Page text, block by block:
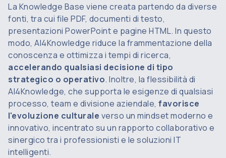
La Knowledge Base viene creata partendo da diverse
fonti, tra cui file PDF, documenti di testo,
presentazioni PowerPoint e pagine HTML. In questo
modo, AI4Knowledge riduce la frammentazione della
conoscenza e ottimizza i tempi di ricerca,
accelerando qualsiasi decisione di tipo
strategico o operativo. Inoltre, la flessibilità di
AI4Knowledge, che supporta le esigenze di qualsiasi
processo, team e divisione aziendale, favorisce
l'evoluzione culturale verso un mindsetmoderno e
innovativo, incentrato su un rapporto collaborativo e
sinergico tra i professionisti e le soluzioni IT
intelligenti.